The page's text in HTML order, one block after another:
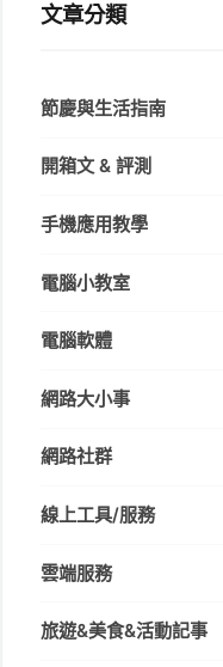
文章分類
節慶與生活指南
開箱文 & 評測
手機應用教學
電腦小教室
電腦軟體
網路大小事
網路社群
線上工具/服務
雲端服務
旅遊&美食&活動記事